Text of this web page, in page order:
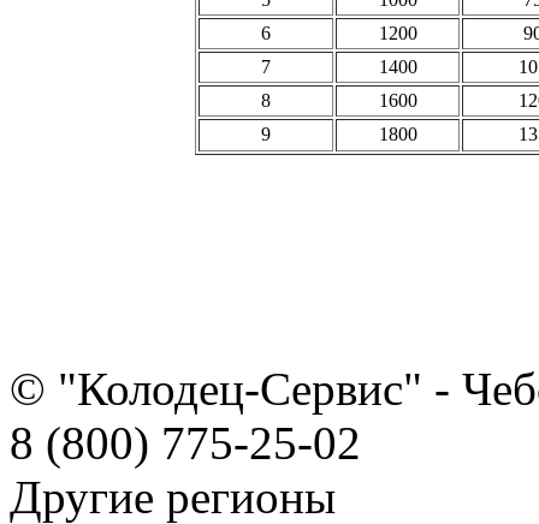
6
1200
7
1400
8
1600
9
1800
© "Колодец-Сервис" -
8 (800) 775-25-02
Другие регионы